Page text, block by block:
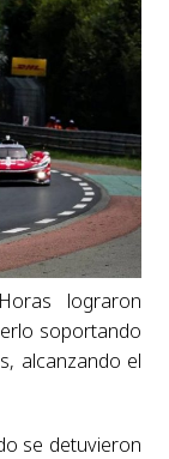
lograron
soportando
alcanzando el
se detuvieron